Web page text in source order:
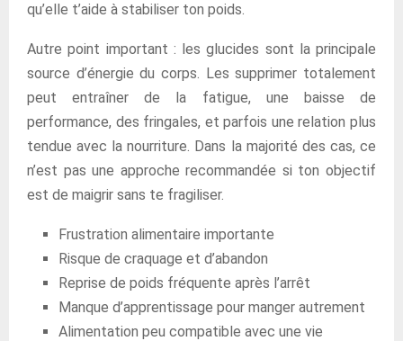
qu’elle t’aide à stabiliser ton poids.
Autre point important : les glucides sont la principale
source d’énergie du corps. Les supprimer totalement
peut entraîner de la fatigue, une baisse de
performance, des fringales, et parfois une relation plus
tendue avec la nourriture. Dans la majorité des cas, ce
n’est pas une approche recommandée si ton objectif
est de maigrir sans te fragiliser.
Frustration alimentaire importante
Risque de craquage et d’abandon
Reprise de poids fréquente après l’arrêt
Manque d’apprentissage pour manger autrement
Alimentation peu compatible avec une vie